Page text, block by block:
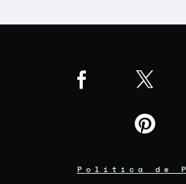
Política de